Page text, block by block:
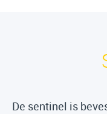
De sentinel is